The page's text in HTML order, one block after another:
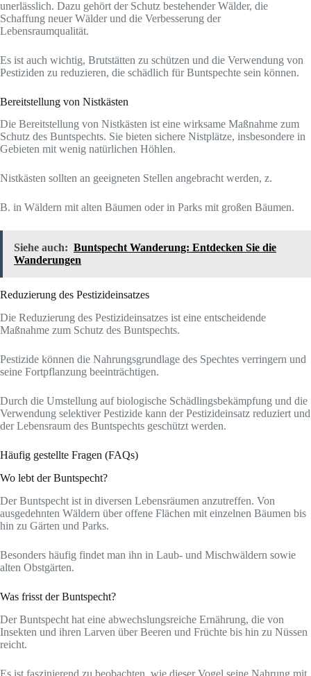
unerlässlich. Dazu gehört der Schutz bestehender Wälder, die
Schaffung neuer Wälder und die Verbesserung der
Lebensraumqualität.
Es ist auch wichtig, Brutstätten zu schützen und die Verwendung von
Pestiziden zu reduzieren, die schädlich für Buntspechte sein können.
Bereitstellung von Nistkästen
Die Bereitstellung von Nistkästen ist eine wirksame Maßnahme zum
Schutz des Buntspechts. Sie bieten sichere Nistplätze, insbesondere in
Gebieten mit wenig natürlichen Höhlen.
Nistkästen sollten an geeigneten Stellen angebracht werden, z.
B. in Wäldern mit alten Bäumen oder in Parks mit großen Bäumen.
Siehe auch: Buntspecht Wanderung: Entdecken Sie die
Wanderungen
Reduzierung des Pestizideinsatzes
Die Reduzierung des Pestizideinsatzes ist eine entscheidende
Maßnahme zum Schutz des Buntspechts.
Pestizide können die Nahrungsgrundlage des Spechtes verringern und
seine Fortpflanzung beeinträchtigen.
Durch die Umstellung auf biologische Schädlingsbekämpfung und die
Verwendung selektiver Pestizide kann der Pestizideinsatz reduziert und
der Lebensraum des Buntspechts geschützt werden.
Häufig gestellte Fragen (FAQs)
Wo lebt der Buntspecht?
Der Buntspecht ist in diversen Lebensräumen anzutreffen. Von
ausgedehnten Wäldern über offene Flächen mit einzelnen Bäumen bis
hin zu Gärten und Parks.
Besonders häufig findet man ihn in Laub- und Mischwäldern sowie
alten Obstgärten.
Was frisst der Buntspecht?
Der Buntspecht hat eine abwechslungsreiche Ernährung, die von
Insekten und ihren Larven über Beeren und Früchte bis hin zu Nüssen
reicht.
Es ist faszinierend zu beobachten, wie dieser Vogel seine Nahrung mit